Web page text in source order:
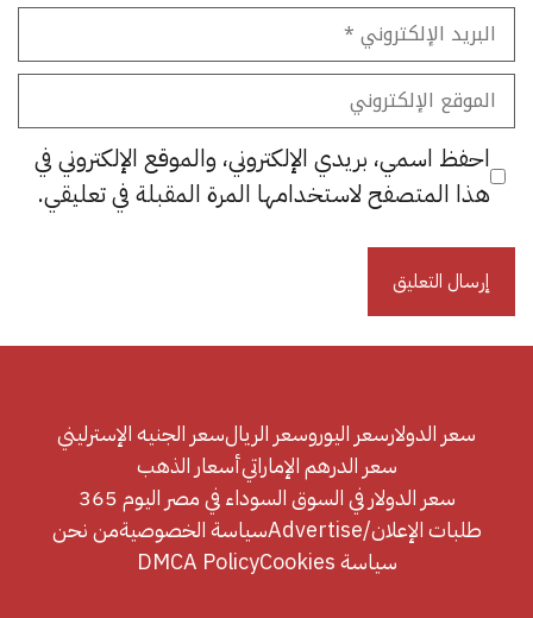
البريد
الإلكتروني
الموقع
الإلكتروني
احفظ اسمي، بريدي الإلكتروني، والموقع الإلكتروني في
هذا المتصفح لاستخدامها المرة المقبلة في تعليقي.
سعر الدولارسعر اليوروسعر الريالسعر الجنيه الإسترليني
سعر الدرهم الإماراتيأسعار الذهب
سعر الدولار في السوق السوداء في مصر اليوم 365
طلبات الإعلان/Advertise
سياسة الخصوصيةمن نحن
سياسة Cookies
DMCA Policy